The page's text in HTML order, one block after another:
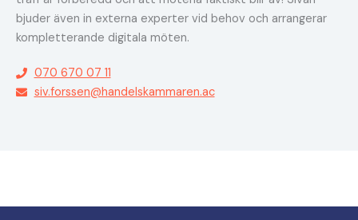
bjuder även in externa experter vid behov och arrangerar
kompletterande digitala möten.
070 670 07 11
siv.forssen@handelskammaren.ac